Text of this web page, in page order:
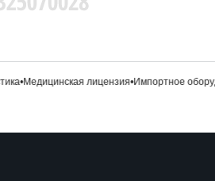
•Медицинская лицензия•Импортное